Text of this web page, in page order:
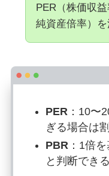
PER（株価収
純資産倍率）を
PER ：10〜
ぎる場合は
PBR：1倍
と判断でき